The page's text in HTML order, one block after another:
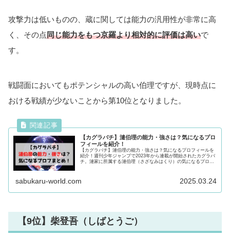
攻撃力は低いものの、蔵に関しては能力の汎用性が非常に高
く、その点同じ能力をもつ京羅より相対的に評価は高いで
す。
戦闘面においてもポテンシャルの高い伯理ですが、現時点に
おける戦績が少ないことから第10位となりました。
【カグラバチ】漣伯理の能力・強さは？気になるプロ
フィールを紹介！
【カグラバチ】漣伯理の能力・強さは？気になるプロフィールを
紹介！週刊少年ジャンプで2023年から連載が開始されたカグラバ
チ。漣家に所属する漣伯理（さざなみはくり）の気になるプロフ
sabukaru-world.com 2025.03.24
【9位】柴登吾（しばとうご）